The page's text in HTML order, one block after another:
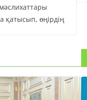
өңірдің